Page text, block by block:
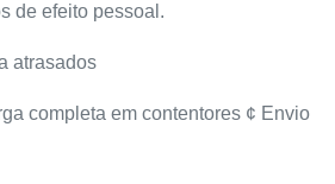
de efeito pessoal.
atrasados
completa em contentores ¢ Envio